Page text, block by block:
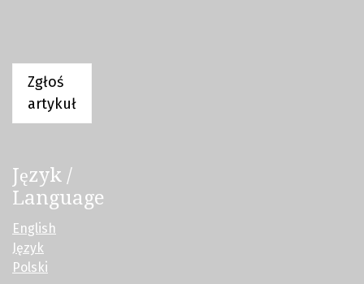
Zgłoś
artykuł
Język /
Language
English
Język
Polski